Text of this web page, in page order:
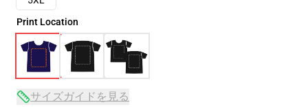
Print Location
サイズガイドを見る